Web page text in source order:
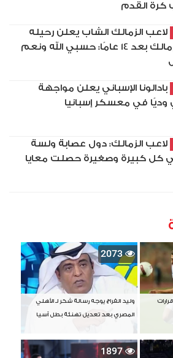
كرة القدم
لاعب الزمالك الشاب يعلن رحيله
عن الزمالك بعد 14 عامًا: حسبي الله ونعم
بادالونا الإسباني يعلن مواجهة
وديًا في معسكر إسبانيا
لاعب الزمالك: دول عصابة ولسة
كبيرة وصغيرة حصلت معايا
2073
وليد الفراج يوجه رسالة شكر لـ الأهلي
المصري بعد تعديل تهنئة بطل آسيا
1897